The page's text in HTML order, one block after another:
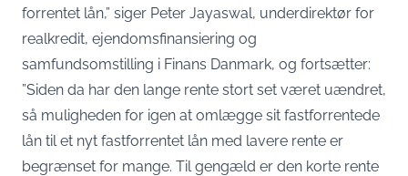
forrentet lån,” siger Peter Jayaswal, underdirektør for
realkredit, ejendomsfinansiering og
samfundsomstilling i Finans Danmark, og fortsætter:
”Siden da har den lange rente stort set været uændret,
så muligheden for igen at omlægge sit fastforrentede
lån til et nyt fastforrentet lån med lavere rente er
begrænset for mange. Til gengæld er den korte rente